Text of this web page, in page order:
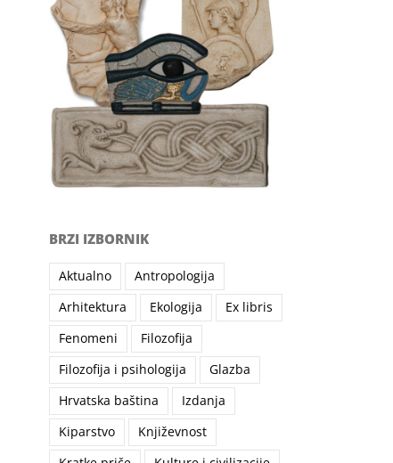
BRZI IZBORNIK
Aktualno
Antropologija
Arhitektura
Ekologija
Ex libris
Fenomeni
Filozofija
Filozofija i psihologija
Glazba
Hrvatska baština
Izdanja
Kiparstvo
Književnost